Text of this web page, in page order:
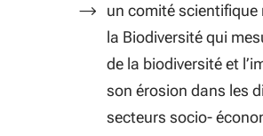
un comité scientifique
la Biodiversité qui
de la biodiversité et
son érosion dans les
secteurs socio-